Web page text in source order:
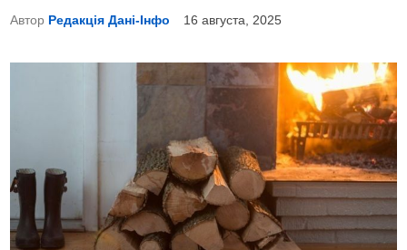
в
н
Автор Редакція Дані-Інфо 16 августа, 2025